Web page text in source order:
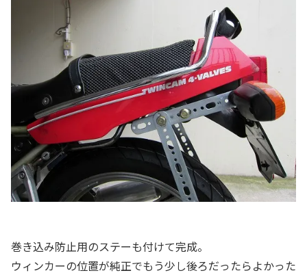
巻き込み防止用のステーも付けて完成。
ウィンカーの位置が純正でもう少し後ろだったらよかった